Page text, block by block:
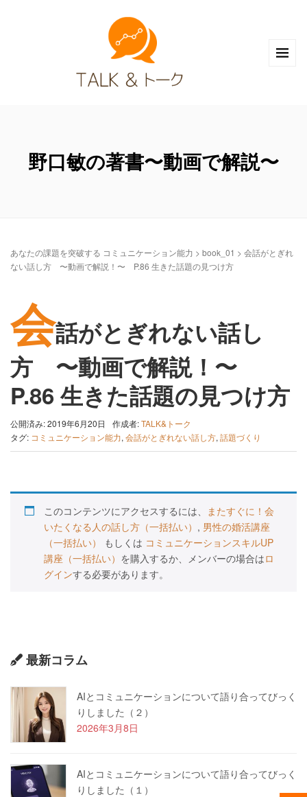
野口敏の著書〜動画で解説〜
あなたの課題を突破する コミュニケーション能力 > book_01 > 会話がとぎれ
ない話し方 〜動画で解説！〜 P.86 生きた話題の見つけ方
会話がとぎれない話し
方 〜動画で解説！〜
P.86 生きた話題の見つけ方
公開済み: 2019年6月20日 作成者:TALK&トーク
タグ: コミュニケーション能力, 会話がとぎれない話し方, 話題づくり
このコンテンツにアクセスするには、 またすぐに！会
いたくなる人の話し方（一括払い） , 男性の婚活講座
（一括払い）
もしくは コミュニケーションスキルUP
講座（一括払い） を購入するか、メンバーの場合はロ
グインする必要があります。
最新コラム
AIとコミュニケーションについて語り合ってびっく
りしました（２）
2026年3月8日
AIとコミュニケーションについて語り合ってびっく
りしました（１）